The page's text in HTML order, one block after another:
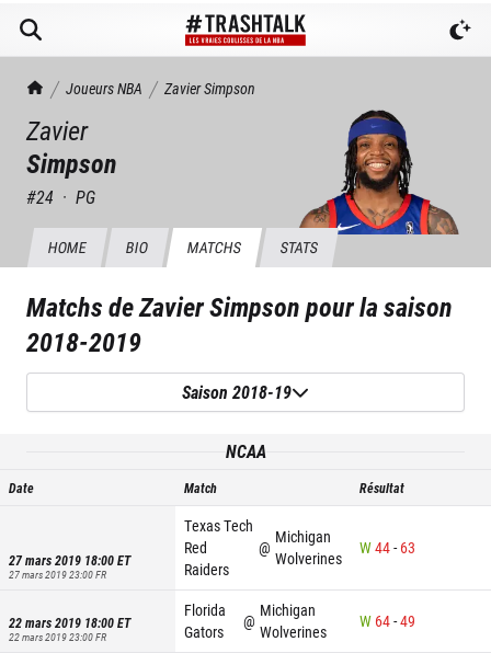
TrashTalk Actu NBA
Joueurs NBA ZavierSimpson
Zavier
Simpson
#24 · PG
HOME BIO MATCHS STATS
Matchs deZavier Simpsonpour la saison
2018-2019
Saison 2018-19
NCAA
Date Match Résultat
27 mars 2019 18:00ET
27 mars 2019 23:00FR
Texas Tech
Red
Raiders
@
Michigan
Wolverines
W44- 63
22 mars 2019 18:00ET
22 mars 2019 23:00FR
Florida
Gators
@
Michigan
Wolverines
W 64-49